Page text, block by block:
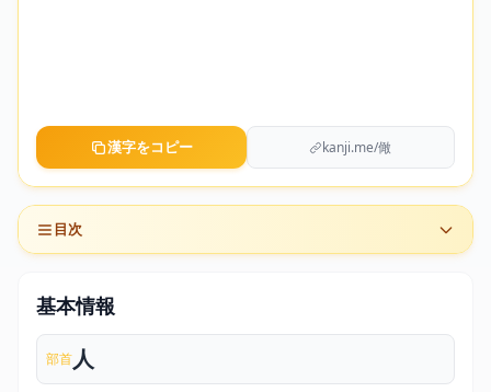
漢字をコピー kanji.me/㒈
目次
基本情報
部首 人